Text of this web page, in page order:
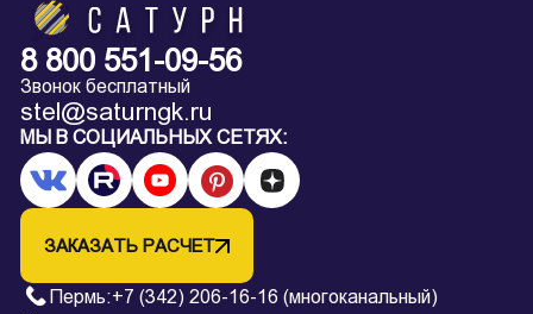
8 800 551-09-56
Звонок бесплатный
stel@saturngk.ru
МЫ В СОЦИАЛЬНЫХ СЕТЯХ:
ЗАКАЗАТЬ РАСЧЕТ
Пермь:+7 (342) 206-16-16 (многоканальный)